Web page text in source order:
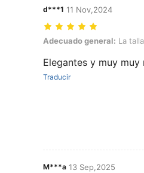
d***1 11 Nov,2024
Adecuado general: La talla
Adecuado general: La
Elegantes y muy
Traducir
M***a 13 Sep,2025